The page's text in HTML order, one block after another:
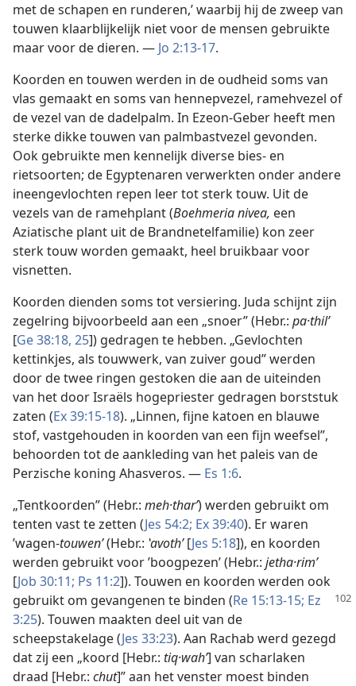
met de schapen en runderen,’ waarbij hij de zweep van
touwen klaarblijkelijk niet voor de mensen gebruikte
maar voor de dieren. — Jo 2:13-17.
Koorden en touwen werden in de oudheid soms van
vlas gemaakt en soms van hennepvezel, ramehvezel of
de vezel van de dadelpalm. In Ezeon-Geber heeft men
sterke dikke touwen van palmbastvezel gevonden.
Ook gebruikte men kennelijk diverse bies- en
rietsoorten; de Egyptenaren verwerkten onder andere
ineengevlochten repen leer tot sterk touw. Uit de
vezels van de ramehplant (Boehmeria nivea, een
Aziatische plant uit de Brandnetelfamilie) kon zeer
sterk touw worden gemaakt, heel bruikbaar voor
visnetten.
Koorden dienden soms tot versiering. Juda schijnt zijn
zegelring bijvoorbeeld aan een „snoer” (Hebr.: pa·thilʹ
[Ge 38:18, 25]) gedragen te hebben. „Gevlochten
kettinkjes, als touwwerk, van zuiver goud” werden
door de twee ringen gestoken die aan de uiteinden
van het door Israëls hogepriester gedragen borststuk
zaten (Ex 39:15-18). „Linnen, fijne katoen en blauwe
stof, vastgehouden in koorden van een fijn weefsel”,
behoorden tot de aankleding van het paleis van de
Perzische koning Ahasveros. — Es 1:6.
„Tentkoorden” (Hebr.: meh·tharʹ) werden gebruikt om
tenten vast te zetten (Jes 54:2; Ex 39:40). Er waren
’wagen-touwen’(Hebr.: ʽavothʹ[Jes 5:18]), en koorden
werden gebruikt voor ’boogpezen’ (Hebr.: jetha·rimʹ
[Job 30:11; Ps 11:2]). Touwen en koorden werden ook
gebruikt om gevangenen te binden (Re 15:13-15; Ez
3:25). Touwen maakten deel uit van de
scheepstakelage (Jes 33:23). Aan Rachab werd gezegd
dat zij een „koord [Hebr.: tiq·wahʹ] van scharlaken
draad [Hebr.: chut]” aan het venster moest binden